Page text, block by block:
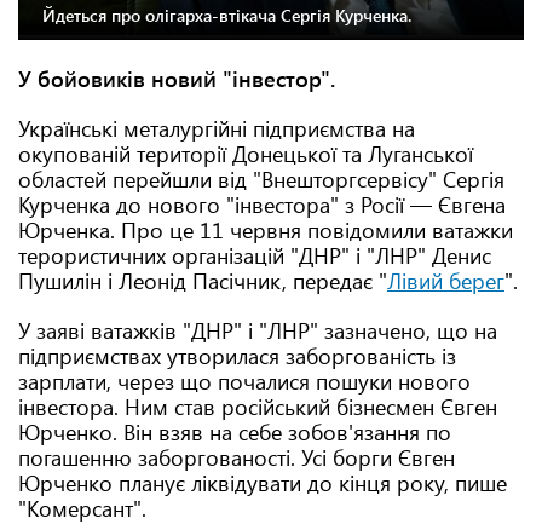
Йдеться про олігарха-втікача Сергія Курченка.
У бойовиків новий "інвестор".
Українські металургійні підприємства на
окупованій території Донецької та Луганської
областей перейшли від "Внешторгсервісу" Сергія
Курченка до нового "інвестора" з Росії — Євгена
Юрченка. Про це 11 червня повідомили ватажки
терористичних організацій "ДНР" і "ЛНР" Денис
Пушилін і Леонід Пасічник, передає "Лівий берег".
У заяві ватажків "ДНР" і "ЛНР" зазначено, що на
підприємствах утворилася заборгованість із
зарплати, через що почалися пошуки нового
інвестора. Ним став російський бізнесмен Євген
Юрченко. Він взяв на себе зобов'язання по
погашенню заборгованості. Усі борги Євген
Юрченко планує ліквідувати до кінця року, пише
"Комерсант".